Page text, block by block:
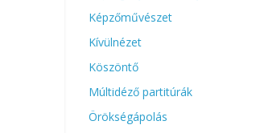
Képzőművészet
Kívülnézet
Köszöntő
Múltidéző partitúrák
Örökségápolás